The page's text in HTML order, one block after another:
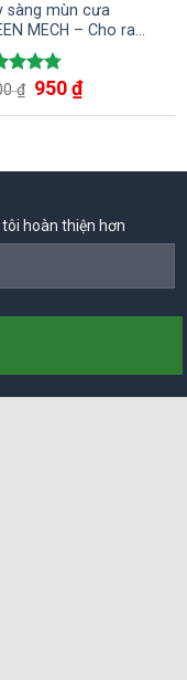
sàng mùn cưa
MECH – Cho ra
tấn mùn đạt chất
để sản xuất viên
xuất khẩu
xếp
₫ Giá
gốc
là:
950₫Giá
hiện
tại
hoàn thiện hơn